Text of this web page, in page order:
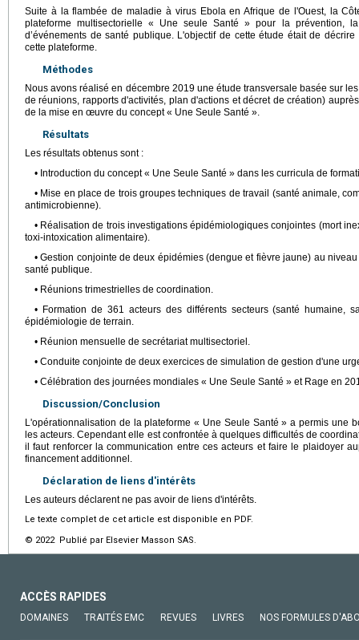
Suite à la flambée de maladie à virus Ebola en Afrique de l'Ouest, la
plateforme multisectorielle « Une seule Santé » pour la prévention,
d’événements de santé publique. L'objectif de cette étude était de
cette plateforme.
Méthodes
Nous avons réalisé en décembre 2019 une étude transversale basée sur
de réunions, rapports d'activités, plan d'actions et décret de création)
de la mise en œuvre du concept « Une Seule Santé ».
Résultats
Les résultats obtenus sont :
• Introduction du concept « Une Seule Santé » dans les curricula de
• Mise en place de trois groupes techniques de travail (santé animale,
antimicrobienne).
• Réalisation de trois investigations épidémiologiques conjointes (mort
toxi-intoxication alimentaire).
• Gestion conjointe de deux épidémies (dengue et fièvre jaune) au
santé publique.
• Réunions trimestrielles de coordination.
• Formation de 361 acteurs des différents secteurs (santé humaine,
épidémiologie de terrain.
• Réunion mensuelle de secrétariat multisectoriel.
• Conduite conjointe de deux exercices de simulation de gestion d'une
• Célébration des journées mondiales « Une Seule Santé » et Rage en
Discussion/Conclusion
L'opérationnalisation de la plateforme « Une Seule Santé » a permis une
les acteurs. Cependant elle est confrontée à quelques difficultés de
il faut renforcer la communication entre ces acteurs et faire le plaidoyer
financement additionnel.
Déclaration de liens d'intérêts
Les auteurs déclarent ne pas avoir de liens d'intérêts.
Le texte complet de cet article est disponible en PDF.
© 2022 Publié par Elsevier Masson SAS.
ACCÈS RAPIDES
DOMAINES TRAITÉS EMC REVUES LIVRES NOS FORMULES